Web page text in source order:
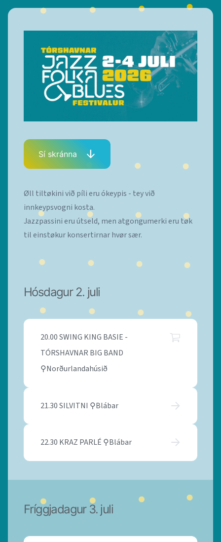
Sí skránna
Øll tiltøkini við píli eru ókeypis - tey við
innkeypsvogni kosta.
Jazzpassini eru útseld, men atgongumerki eru tøk
til einstøkur konsertirnar hvør sær.
Hósdagur 2. juli
20.00 SWING KING BASIE -
TÓRSHAVNAR BIG BAND
⚲Norðurlandahúsið
21.30 SILVITNI ⚲Blábar
22.30 KRAZ PARLÉ ⚲Blábar
Fríggjadagur 3. juli